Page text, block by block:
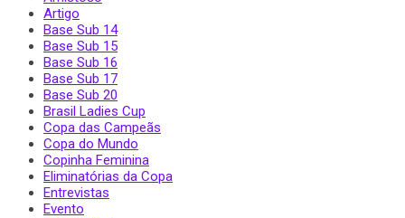
Artigo
Base Sub 14
Base Sub 15
Base Sub 16
Base Sub 17
Base Sub 20
Brasil Ladies Cup
Copa das Campeãs
Copa do Mundo
Copinha Feminina
Eliminatórias da Copa
Entrevistas
Evento